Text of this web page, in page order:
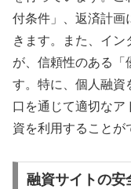
付条件」、返済計画
きます。また、イン
が、信頼性のある「
す。特に、個人融資
口を通じて適切なア
資を利用することが
融資サイトの安